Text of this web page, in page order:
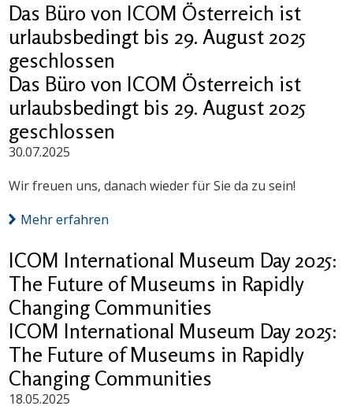
Das Büro von ICOM Österreich ist
urlaubsbedingt bis 29. August 2025
geschlossen
Das Büro von ICOM Österreich ist
urlaubsbedingt bis 29. August 2025
geschlossen
30.07.2025
Wir freuen uns, danach wieder für Sie da zu sein!
Mehr erfahren
ICOM International Museum Day 2025:
The Future of Museums in Rapidly
Changing Communities
ICOM International Museum Day 2025:
The Future of Museums in Rapidly
Changing Communities
18.05.2025